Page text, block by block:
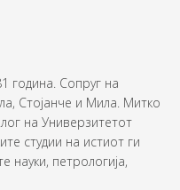
година. Сопруг на
Стојанче и Мила. Митко
на Универзитетот
студии на истиот ги
науки, петрологија,